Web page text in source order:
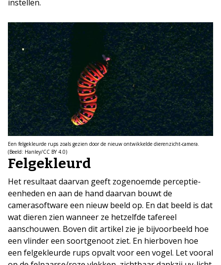
instellen.
Een felgekleurde rups zoals gezien door de nieuw ontwikkelde dierenzicht-camera.
(Beeld: Hanley/CC BY 4.0)
Felgekleurd
Het resultaat daarvan geeft zogenoemde perceptie-
eenheden en aan de hand daarvan bouwt de
camerasoftware een nieuw beeld op. En dat beeld is dat
wat dieren zien wanneer ze hetzelfde tafereel
aanschouwen. Boven dit artikel zie je bijvoorbeeld hoe
een vlinder een soortgenoot ziet. En hierboven hoe
een felgekleurde rups opvalt voor een vogel. Let vooral